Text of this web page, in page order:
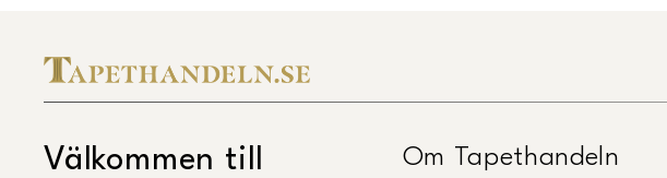
Välkommen till
Om Tapethandeln